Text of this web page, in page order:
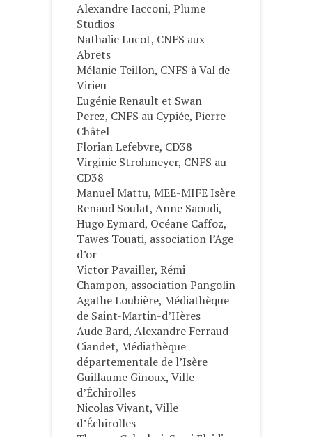
Alexandre Iacconi, Plume
Studios
Nathalie Lucot, CNFS aux
Abrets
Mélanie Teillon, CNFS à Val de
Virieu
Eugénie Renault et Swan
Perez, CNFS au Cypiée, Pierre-
Châtel
Florian Lefebvre, CD38
Virginie Strohmeyer, CNFS au
CD38
Manuel Mattu, MEE-MIFE Isère
Renaud Soulat, Anne Saoudi,
Hugo Eymard, Océane Caffoz,
Tawes Touati, association l’Age
d’or
Victor Pavailler, Rémi
Champon, association Pangolin
Agathe Loubière, Médiathèque
de Saint-Martin-d’Hères
Aude Bard, Alexandre Ferraud-
Ciandet, Médiathèque
départementale de l’Isère
Guillaume Ginoux, Ville
d’Échirolles
Nicolas Vivant, Ville
d’Échirolles